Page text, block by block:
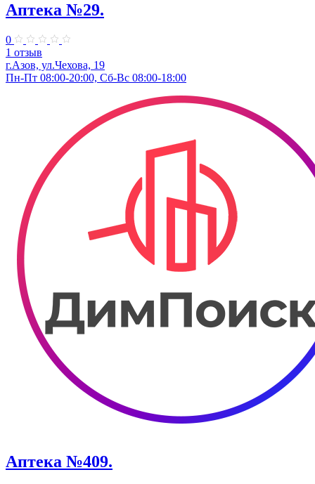
Аптека №29.
0
1 отзыв
г.Азов, ул.Чехова, 19
Пн-Пт 08:00-20:00, Сб-Вс 08:00-18:00
Аптека №409.